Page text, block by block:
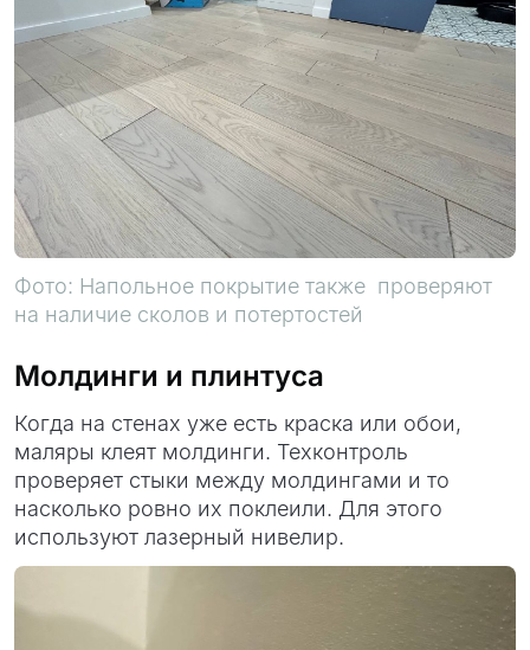
Фото: Напольное покрытие также проверяют
на наличие сколов и потертостей
Молдинги и плинтуса
Когда на стенах уже есть краска или обои,
маляры клеят молдинги. Техконтроль
проверяет стыки между молдингами и то
насколько ровно их поклеили. Для этого
используют лазерный нивелир.